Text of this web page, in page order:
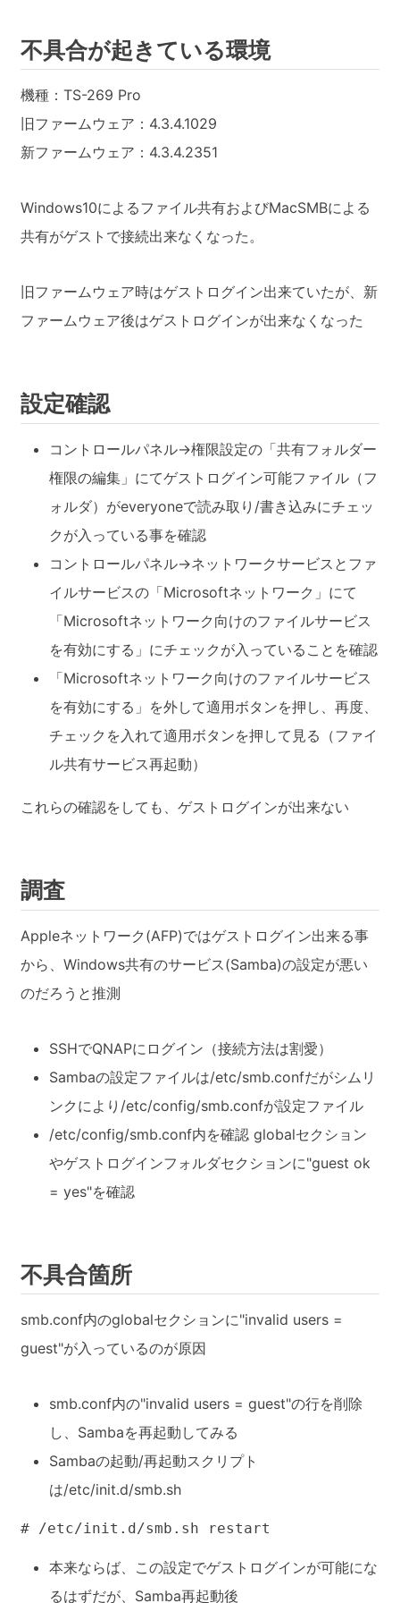
不具合が起きている環境
機種：TS-269 Pro
旧ファームウェア：4.3.4.1029
新ファームウェア：4.3.4.2351
Windows10によるファイル共有およびMacSMBによる
共有がゲストで接続出来なくなった。
旧ファームウェア時はゲストログイン出来ていたが、新
ファームウェア後はゲストログインが出来なくなった
設定確認
コントロールパネル→権限設定の「共有フォルダー
権限の編集」にてゲストログイン可能ファイル（フ
ォルダ）がeveryoneで読み取り/書き込みにチェッ
クが入っている事を確認
コントロールパネル→ネットワークサービスとファ
イルサービスの「Microsoftネットワーク」にて
「Microsoftネットワーク向けのファイルサービス
を有効にする」にチェックが入っていることを確認
「Microsoftネットワーク向けのファイルサービス
を有効にする」を外して適用ボタンを押し、再度、
チェックを入れて適用ボタンを押して見る（ファイ
ル共有サービス再起動）
これらの確認をしても、ゲストログインが出来ない
調査
Appleネットワーク(AFP)ではゲストログイン出来る事
から、Windows共有のサービス(Samba)の設定が悪い
のだろうと推測
SSHでQNAPにログイン（接続方法は割愛）
Sambaの設定ファイルは/etc/smb.confだがシムリ
ンクにより/etc/config/smb.confが設定ファイル
/etc/config/smb.conf内を確認 globalセクション
やゲストログインフォルダセクションに"guest ok
= yes"を確認
不具合箇所
smb.conf内のglobalセクションに"invalid users =
guest"が入っているのが原因
smb.conf内の"invalid users = guest"の行を削除
し、Sambaを再起動してみる
Sambaの起動/再起動スクリプト
は/etc/init.d/smb.sh
# /etc/init.d/smb.sh restart
本来ならば、この設定でゲストログインが可能にな
るはずだが、Samba再起動後